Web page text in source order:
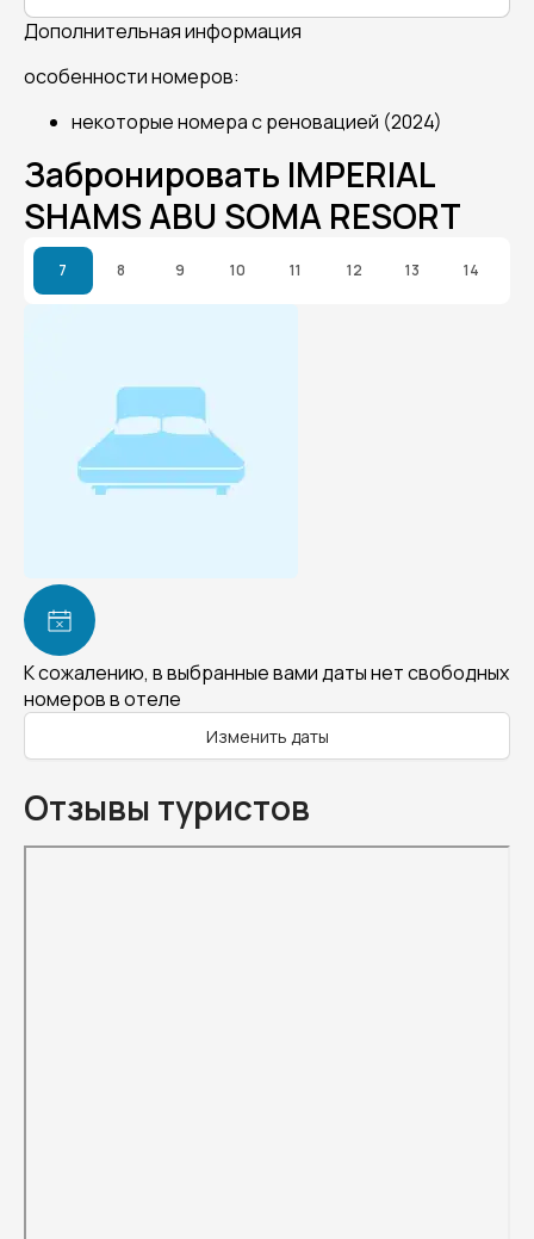
Дополнительная информация
особенности номеров:
некоторые номера с реновацией (2024)
Забронировать IMPERIAL
SHAMS ABU SOMA RESORT
7 8 9 10 11 12 13 14
К сожалению, в выбранные вами даты нет свободных
номеров в отеле
Изменить даты
Отзывы туристов